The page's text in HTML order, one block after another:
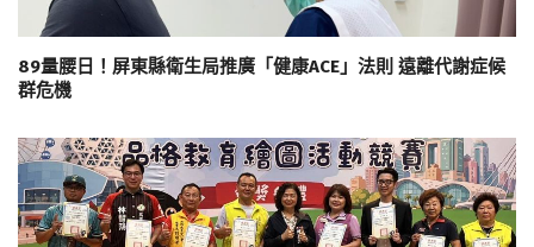
89量腰日！屏東縣衛生局推廣「健康ACE」法則 遠離代謝症候
群危機